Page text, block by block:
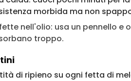
morbida ma non
nell'olio: usa un pennello e
troppo.
di ripieno su ogni fetta di